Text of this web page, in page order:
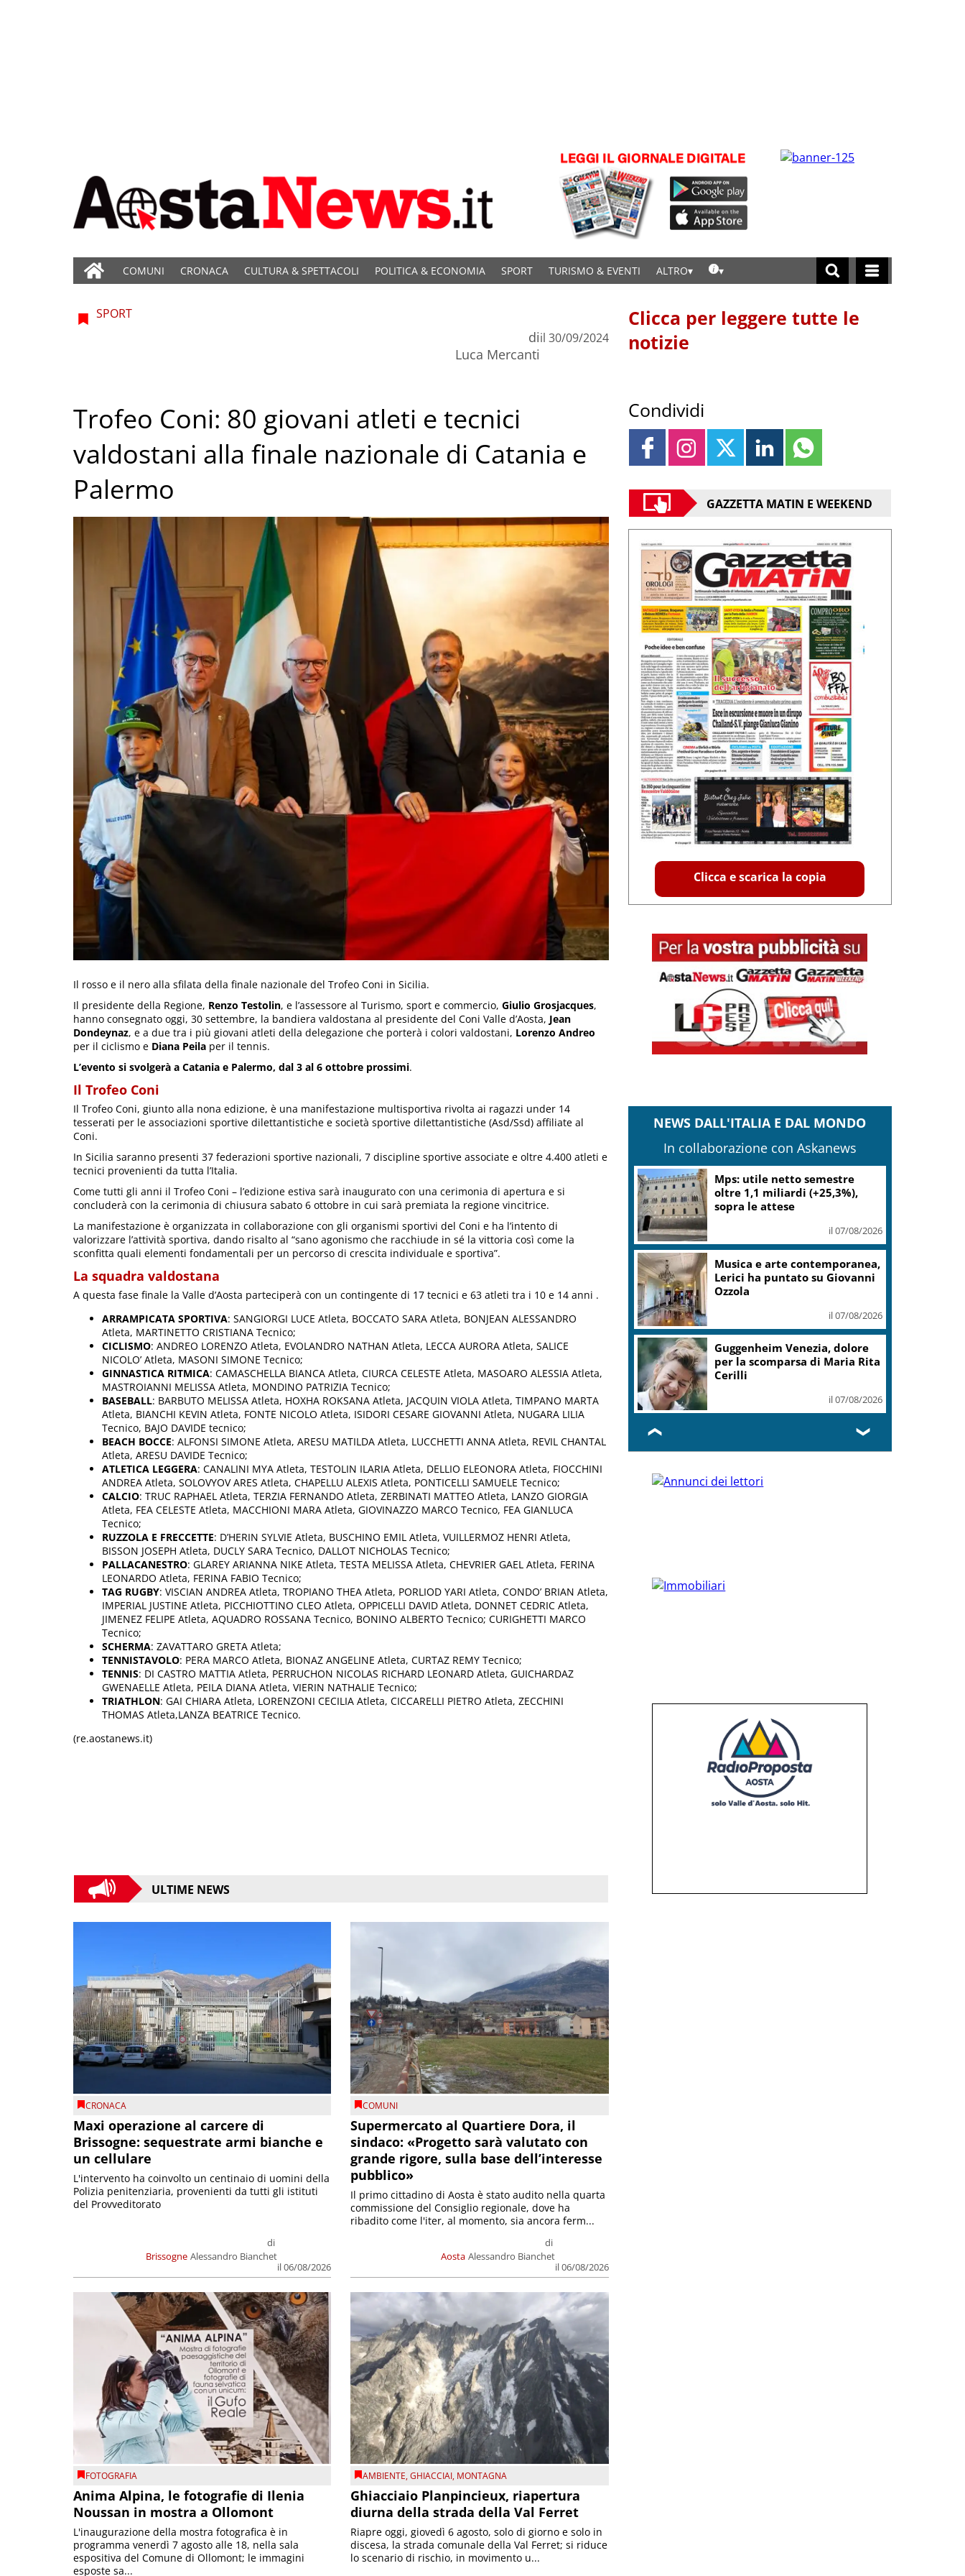
COMUNI CRONACA CULTURA & SPETTACOLI POLITICA & ECONOMIA SPORT TURISMO & EVENTI ALTRO
SPORT
di
Luca Mercanti
il 30/09/2024
Trofeo Coni: 80 giovani atleti e tecnici
valdostani alla finale nazionale di Catania e
Palermo
Il rosso e il nero alla sfilata della finale nazionale del Trofeo Coni in Sicilia.
Il presidente della Regione, Renzo Testolin, e l’assessore al Turismo, sport e commercio, Giulio Grosjacques,
hanno consegnato oggi, 30 settembre, la bandiera valdostana al presidente del Coni Valle d’Aosta, Jean
Dondeynaz, e a due tra i più giovani atleti della delegazione che porterà i colori valdostani, Lorenzo Andreo
per il ciclismo e Diana Peila per il tennis.
L’evento si svolgerà a Catania e Palermo, dal 3 al 6 ottobre prossimi.
Il Trofeo Coni
Il Trofeo Coni, giunto alla nona edizione, è una manifestazione multisportiva rivolta ai ragazzi under 14
tesserati per le associazioni sportive dilettantistiche e società sportive dilettantistiche (Asd/Ssd) affiliate al
Coni.
In Sicilia saranno presenti 37 federazioni sportive nazionali, 7 discipline sportive associate e oltre 4.400 atleti e
tecnici provenienti da tutta l’Italia.
Come tutti gli anni il Trofeo Coni – l’edizione estiva sarà inaugurato con una cerimonia di apertura e si
concluderà con la cerimonia di chiusura sabato 6 ottobre in cui sarà premiata la regione vincitrice.
La manifestazione è organizzata in collaborazione con gli organismi sportivi del Coni e ha l’intento di
valorizzare l’attività sportiva, dando risalto al “sano agonismo che racchiude in sé la vittoria così come la
sconfitta quali elementi fondamentali per un percorso di crescita individuale e sportiva”.
La squadra valdostana
A questa fase finale la Valle d’Aosta parteciperà con un contingente di 17 tecnici e 63 atleti tra i 10 e 14 anni .
ARRAMPICATA SPORTIVA: SANGIORGI LUCE Atleta, BOCCATO SARA Atleta, BONJEAN ALESSANDRO
Atleta, MARTINETTO CRISTIANA Tecnico;
CICLISMO: ANDREO LORENZO Atleta, EVOLANDRO NATHAN Atleta, LECCA AURORA Atleta, SALICE
NICOLO’ Atleta, MASONI SIMONE Tecnico;
GINNASTICA RITMICA: CAMASCHELLA BIANCA Atleta, CIURCA CELESTE Atleta, MASOARO ALESSIA Atleta,
MASTROIANNI MELISSA Atleta, MONDINO PATRIZIA Tecnico;
BASEBALL: BARBUTO MELISSA Atleta, HOXHA ROKSANA Atleta, JACQUIN VIOLA Atleta, TIMPANO MARTA
Atleta, BIANCHI KEVIN Atleta, FONTE NICOLO Atleta, ISIDORI CESARE GIOVANNI Atleta, NUGARA LILIA
Tecnico, BAJO DAVIDE tecnico;
BEACH BOCCE: ALFONSI SIMONE Atleta, ARESU MATILDA Atleta, LUCCHETTI ANNA Atleta, REVIL CHANTAL
Atleta, ARESU DAVIDE Tecnico;
ATLETICA LEGGERA: CANALINI MYA Atleta, TESTOLIN ILARIA Atleta, DELLIO ELEONORA Atleta, FIOCCHINI
ANDREA Atleta, SOLOVYOV ARES Atleta, CHAPELLU ALEXIS Atleta, PONTICELLI SAMUELE Tecnico;
CALCIO: TRUC RAPHAEL Atleta, TERZIA FERNANDO Atleta, ZERBINATI MATTEO Atleta, LANZO GIORGIA
Atleta, FEA CELESTE Atleta, MACCHIONI MARA Atleta, GIOVINAZZO MARCO Tecnico, FEA GIANLUCA
Tecnico;
RUZZOLA E FRECCETTE: D’HERIN SYLVIE Atleta, BUSCHINO EMIL Atleta, VUILLERMOZ HENRI Atleta,
BISSON JOSEPH Atleta, DUCLY SARA Tecnico, DALLOT NICHOLAS Tecnico;
PALLACANESTRO: GLAREY ARIANNA NIKE Atleta, TESTA MELISSA Atleta, CHEVRIER GAEL Atleta, FERINA
LEONARDO Atleta, FERINA FABIO Tecnico;
TAG RUGBY: VISCIAN ANDREA Atleta, TROPIANO THEA Atleta, PORLIOD YARI Atleta, CONDO’ BRIAN Atleta,
IMPERIAL JUSTINE Atleta, PICCHIOTTINO CLEO Atleta, OPPICELLI DAVID Atleta, DONNET CEDRIC Atleta,
JIMENEZ FELIPE Atleta, AQUADRO ROSSANA Tecnico, BONINO ALBERTO Tecnico; CURIGHETTI MARCO
Tecnico;
SCHERMA: ZAVATTARO GRETA Atleta;
TENNISTAVOLO: PERA MARCO Atleta, BIONAZ ANGELINE Atleta, CURTAZ REMY Tecnico;
TENNIS: DI CASTRO MATTIA Atleta, PERRUCHON NICOLAS RICHARD LEONARD Atleta, GUICHARDAZ
GWENAELLE Atleta, PEILA DIANA Atleta, VIERIN NATHALIE Tecnico;
TRIATHLON: GAI CHIARA Atleta, LORENZONI CECILIA Atleta, CICCARELLI PIETRO Atleta, ZECCHINI
THOMAS Atleta,LANZA BEATRICE Tecnico.
(re.aostanews.it)
ULTIME NEWS
CRONACA
Maxi operazione al carcere di
Brissogne: sequestrate armi bianche e
un cellulare
Brissogne
di
Alessandro Bianchet
il 06/08/2026
L'intervento ha coinvolto un centinaio di uomini della
Polizia penitenziaria, provenienti da tutti gli istituti
del Provveditorato
COMUNI
Supermercato al Quartiere Dora, il
sindaco: «Progetto sarà valutato con
grande rigore, sulla base dell’interesse
pubblico»
Aosta
di
Alessandro Bianchet
il 06/08/2026
Il primo cittadino di Aosta è stato audito nella quarta
commissione del Consiglio regionale, dove ha
ribadito come l'iter, al momento, sia ancora ferm...
FOTOGRAFIA
Anima Alpina, le fotografie di Ilenia
Noussan in mostra a Ollomont
L'inaugurazione della mostra fotografica è in
programma venerdì 7 agosto alle 18, nella sala
espositiva del Comune di Ollomont; le immagini
esposte sa...
AMBIENTE,GHIACCIAI, MONTAGNA
Ghiacciaio Planpincieux, riapertura
diurna della strada della Val Ferret
Riapre oggi, giovedì 6 agosto, solo di giorno e solo in
discesa, la strada comunale della Val Ferret; si riduce
lo scenario di rischio, in movimento u...
Clicca per leggere tutte le
notizie
Condividi
GAZZETTA MATIN E WEEKEND
Clicca e scarica la copia
NEWS DALL'ITALIA E DAL MONDO
In collaborazione con Askanews
Mps: utile netto semestre
oltre 1,1 miliardi (+25,3%),
sopra le attese
il 07/08/2026
Musica e arte contemporanea,
Lerici ha puntato su Giovanni
Ozzola
il 07/08/2026
Guggenheim Venezia, dolore
per la scomparsa di Maria Rita
Cerilli
il 07/08/2026
❮ ❯